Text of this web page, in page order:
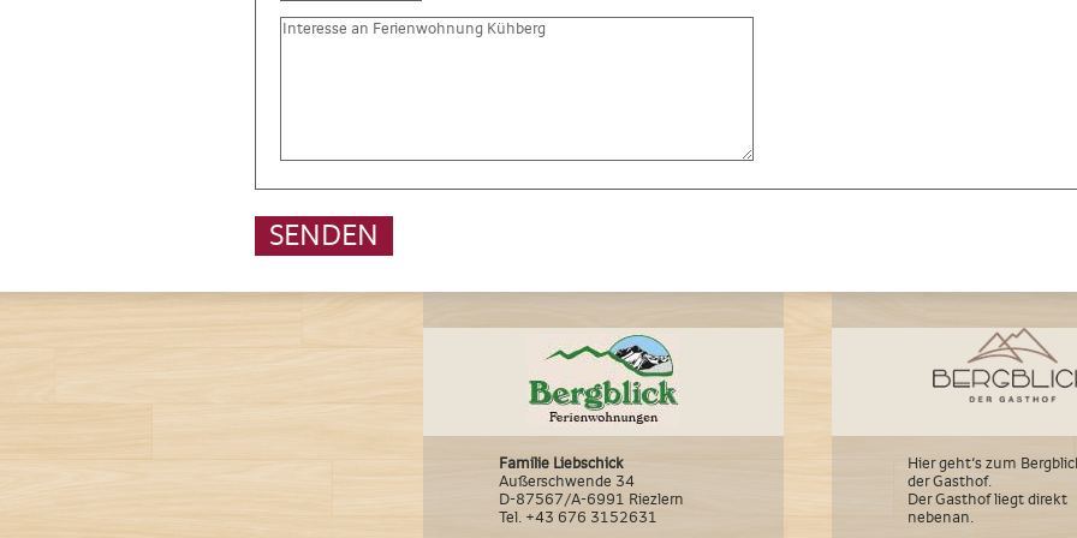
SENDEN
Familie Liebschick
Außerschwende 34
D-87567/A-6991 Riezlern
Tel. +43 676 3152631
Hier geht‘s zum
der Gasthof.
Der Gasthof liegt direkt
nebenan.